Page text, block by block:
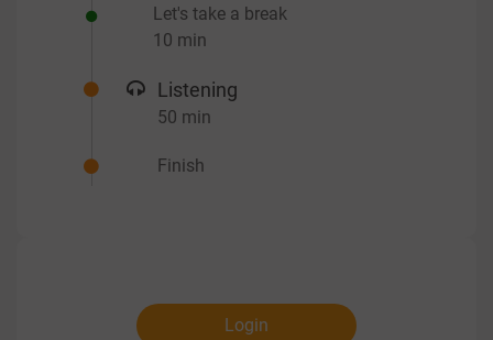
Let's take a break
10 min
Listening
50 min
Finish
Login